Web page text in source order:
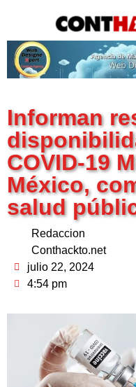
Informan
COVID-19
México,
salud
Redaccion
Conthackto.net
julio 22, 2024
4:54 pm